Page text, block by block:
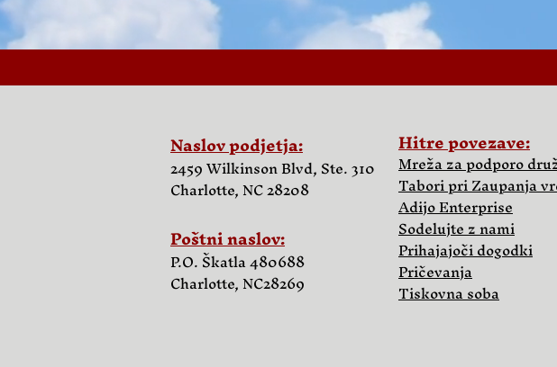
Naslov podjetja:
2459 Wilkinson Blvd, Ste. 310
Charlotte, NC 28208
Poštni naslov:
P.O. Škatla 480688
Charlotte, NC28269
Hitre povezave:
Mreža za podporo
Tabori pri Zaupanja
Adijo Enterprise
Sodelujte z nami
Prihajajoči dogodki
Pričevanja
Tiskovna soba